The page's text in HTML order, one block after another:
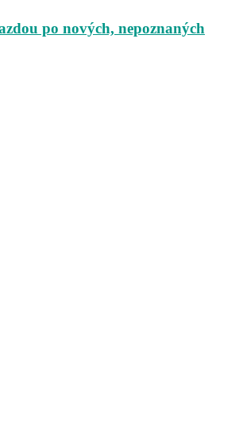
po nových, nepoznaných